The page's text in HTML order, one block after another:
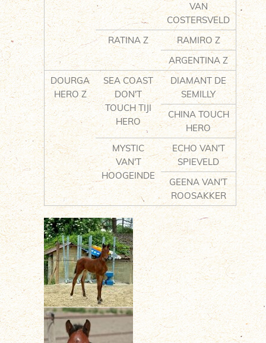
VAN
COSTERSVELD
RATINA Z
RAMIRO Z
ARGENTINA Z
DOURGA
HERO Z
SEA COAST
DON'T
TOUCH TIJI
HERO
DIAMANT DE
SEMILLY
CHINA TOUCH
HERO
MYSTIC
VAN'T
HOOGEINDE
ECHO VAN'T
SPIEVELD
GEENA VAN'T
ROOSAKKER